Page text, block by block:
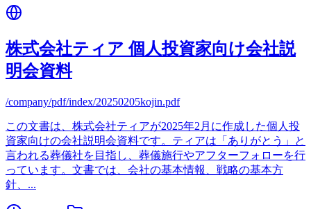
株式会社ティア 個人投資家向け会社説
明会資料
/company/pdf/index/20250205kojin.pdf
この文書は、株式会社ティアが2025年2月に作成した個人投
資家向けの会社説明会資料です。ティアは「ありがとう」と
言われる葬儀社を目指し、葬儀施行やアフターフォローを行
っています。文書では、会社の基本情報、戦略の基本方
針、 ...